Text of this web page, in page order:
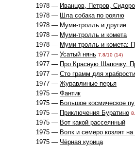
1978 — Иванцов, Петров,
1978 — Шла собака по роялю
1978 — Муми-тролль и другие
1978 — Муми-тролль и комета
1978 — Муми-тролль и комета:
1977 — Усатый нянь 7.8/10 (14)
1977 — Про Красную Шапочку.
1977 — Сто грамм для храбрости
1977 — Журавлиные перья
1975 — Фантик
1975 — Большое космическое
1975 — Приключения Буратино
1975 — Вот какой рассеянный
1975 — Волк и семеро козлят
1975 — Чёрная курица